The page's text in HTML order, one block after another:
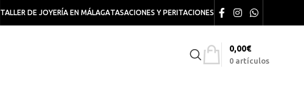
TALLER DE JOYERÍA EN MÁLAGATASACIONES Y PERITACIONES
0 artículos
0,00€